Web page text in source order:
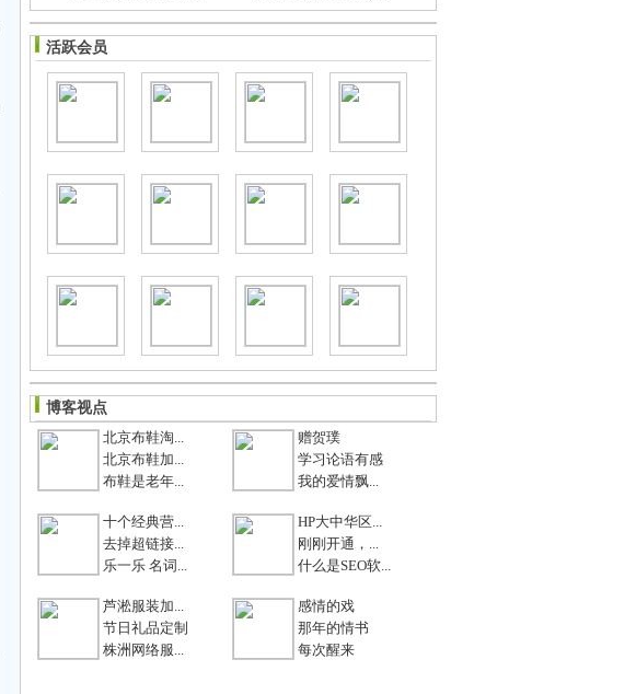
活跃会员
博客视点
北京布鞋淘...
北京布鞋加...
布鞋是老年...
赠贺璞
学习论语有感
我的爱情飘...
十个经典营...
去掉超链接...
乐一乐 名词...
HP大中华区...
刚刚开通，...
什么是SEO软...
芦淞服装加...
节日礼品定制
株洲网络服...
感情的戏
那年的情书
每次醒来